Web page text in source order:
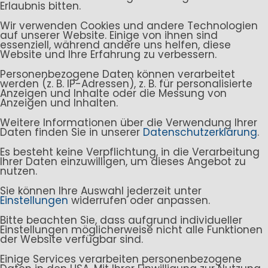
Erlaubnis bitten.
Wir verwenden Cookies und andere Technologien
auf unserer Website. Einige von ihnen sind
essenziell, während andere uns helfen, diese
Website und Ihre Erfahrung zu verbessern.
Personenbezogene Daten können verarbeitet
werden (z. B. IP-Adressen), z. B. für personalisierte
Anzeigen und Inhalte oder die Messung von
Anzeigen und Inhalten.
Weitere Informationen über die Verwendung Ihrer
Daten finden Sie in unserer Datenschutzerklärung.
Es besteht keine Verpflichtung, in die Verarbeitung
Ihrer Daten einzuwilligen, um dieses Angebot zu
nutzen.
Sie können Ihre Auswahl jederzeit unter
Einstellungen widerrufen oder anpassen.
Bitte beachten Sie, dass aufgrund individueller
Einstellungen möglicherweise nicht alle Funktionen
der Website verfügbar sind.
Einige Services verarbeiten personenbezogene